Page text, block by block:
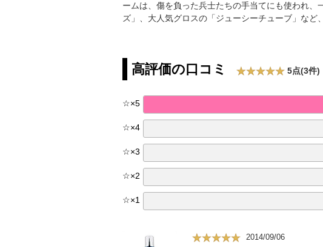
ームは、傷を負った兵士たちの手当てにも使われ
ズ」、大人気グロスの「ジューシーチューブ」など
高評価の口コミ 5点(3件)
☆×5
☆×4
☆×3
☆×2
☆×1
2014/09/06